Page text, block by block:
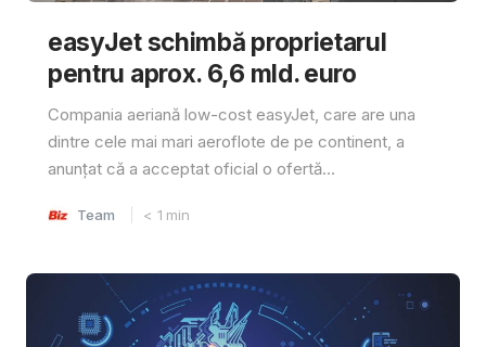
easyJet schimbă proprietarul
pentru aprox. 6,6 mld. euro
Compania aeriană low-cost easyJet, care are una
dintre cele mai mari aeroflote de pe continent, a
anunțat că a acceptat oficial o ofertă...
Team < 1 min